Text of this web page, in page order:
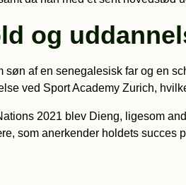
og
søn af en senegalesisk far og en
ved Sport Academy Zurich,
2021 blev Dieng, ligesom
som anerkender holdets succes